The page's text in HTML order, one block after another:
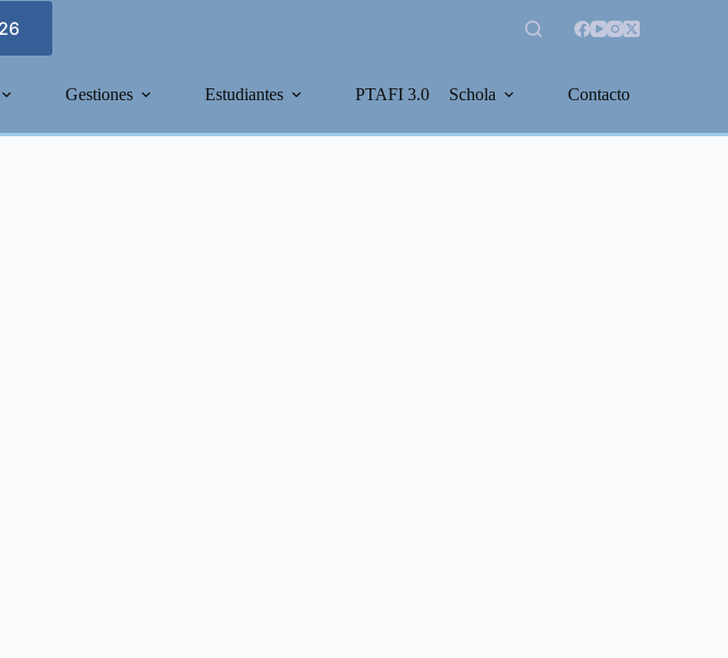
Gestiones Estudiantes PTAFI 3.0 Schola Contacto